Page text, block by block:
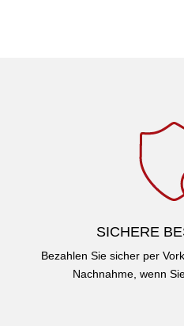
SICHERE
Bezahlen Sie sicher per
Nachnahme, wenn